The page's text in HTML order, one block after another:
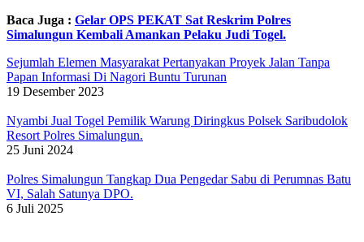
Baca Juga : Gelar OPS PEKAT Sat Reskrim Polres
Simalungun Kembali Amankan Pelaku Judi Togel.
Sejumlah Elemen Masyarakat Pertanyakan Proyek Jalan Tanpa
Papan Informasi Di Nagori Buntu Turunan
19 Desember 2023
Nyambi Jual Togel Pemilik Warung Diringkus Polsek Saribudolok
Resort Polres Simalungun.
25 Juni 2024
Polres Simalungun Tangkap Dua Pengedar Sabu di Perumnas Batu
VI, Salah Satunya DPO.
6 Juli 2025